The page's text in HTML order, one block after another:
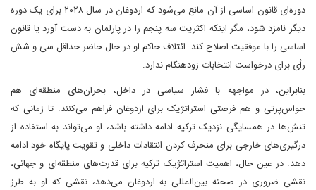
دوره‌ای قانون اساسی از آن مانع می‌شود که اردوغان در سال ۲۰۲۸ برای یک دوره
دیگر نامزد شود، مگر اینکه اکثریت سه پنجم را در پارلمان به دست آورد یا قانون
اساسی را با موفقیت اصلاح کند. ائتلاف حاکم او در حال حاضر حداقل سی و شش
رأی برای درخواست انتخابات زودهنگام ندارد.
بنابراین، در مواجهه با فشار سیاسی در داخل، بحران‌های منطقه‌ای هم
حواس‌پرتی و هم فرصتی استراتژیک برای اردوغان فراهم می‌کنند. تا زمانی که
تنش‌ها در همسایگی نزدیک ترکیه ادامه داشته باشد، او می‌تواند به استفاده از
درگیری‌های خارجی برای منحرف کردن انتقادات داخلی و تقویت پایگاه خود ادامه
دهد. در عین حال، اهمیت استراتژیک ترکیه برای قدرت‌های منطقه‌ای و جهانی،
نقشی ضروری در صحنه بین‌المللی به اردوغان می‌دهد، نقشی که او به طرز